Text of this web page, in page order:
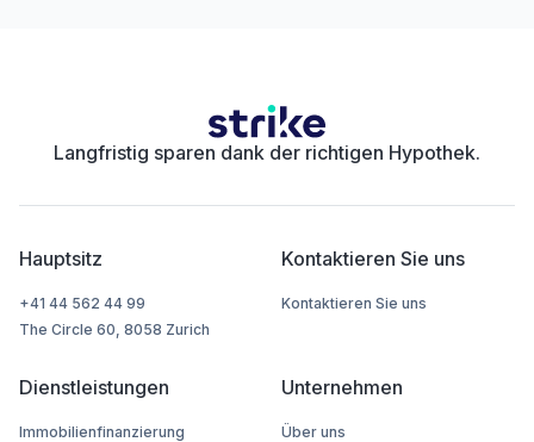
Langfristig sparen dank der richtigen Hypothek.
Hauptsitz
+41 44 562 44 99
The Circle 60, 8058 Zurich
Kontaktieren Sie uns
Kontaktieren Sie uns
Dienstleistungen
Immobilienfinanzierung
Unternehmen
Über uns